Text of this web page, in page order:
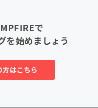
で
を始めましょう
はこちら